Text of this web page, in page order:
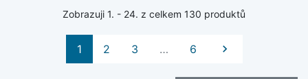
Zobrazuji 1. - 24. z celkem 130 produktů
1 2 3 … 6 Další
